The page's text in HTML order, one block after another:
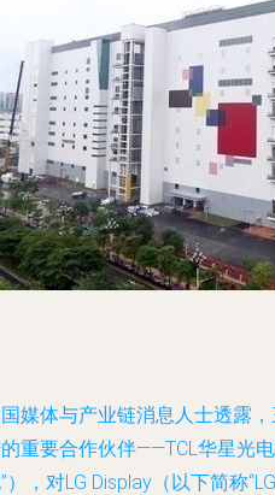
媒体与产业链消息人士透露
重要合作伙伴——TCL华星光
），对LG Display（以下简称